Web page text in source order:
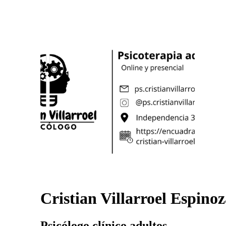
Cristian Villarroel